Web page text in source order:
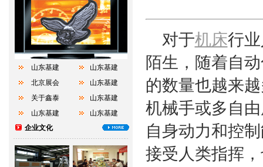
山东基建
北京展会
关于鑫泰
山东基建
山东基建
山东基建
山东基建
山东基建
企业文化
对于机床行
陌生，随着自
的数量也越来
机械手或多自
自身动力和控
接受人类指挥